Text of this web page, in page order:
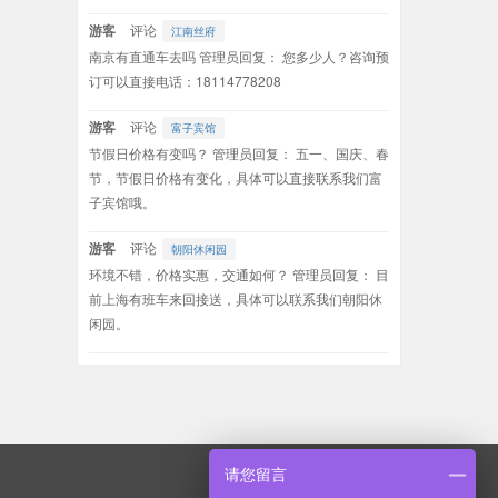
游客 评论 江南丝府
南京有直通车去吗 管理员回复： 您多少人？咨询预
订可以直接电话：18114778208
游客 评论 富子宾馆
节假日价格有变吗？ 管理员回复： 五一、国庆、春
节，节假日价格有变化，具体可以直接联系我们富
子宾馆哦。
游客 评论 朝阳休闲园
环境不错，价格实惠，交通如何？ 管理员回复： 目
前上海有班车来回接送，具体可以联系我们朝阳休
闲园。
包吃住管家微信
请您留言